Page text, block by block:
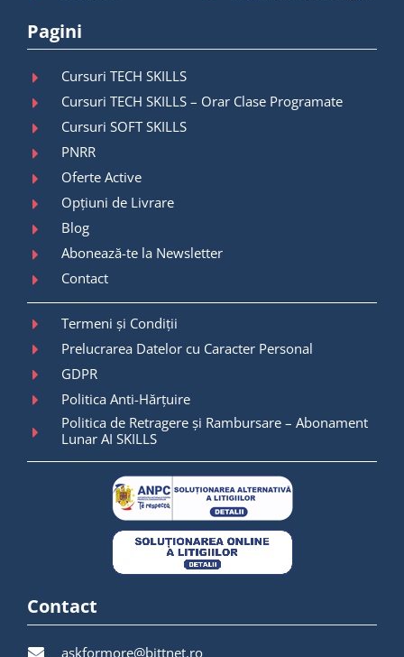
Pagini
Cursuri TECH SKILLS
Cursuri TECH SKILLS – Orar Clase Programate
Cursuri SOFT SKILLS
PNRR
Oferte Active
Opțiuni de Livrare
Blog
Abonează-te la Newsletter
Contact
Termeni și Condiții
Prelucrarea Datelor cu Caracter Personal
GDPR
Politica Anti-Hărțuire
Politica de Retragere și Rambursare – Abonament
Lunar AI SKILLS
Contact
askformore@bittnet.ro